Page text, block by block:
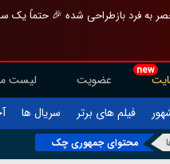
به فرد بازطراحی شده 🎉
new
عضویت لیست
فیلم های برتر سریال ها
محتوای جمهوری چک